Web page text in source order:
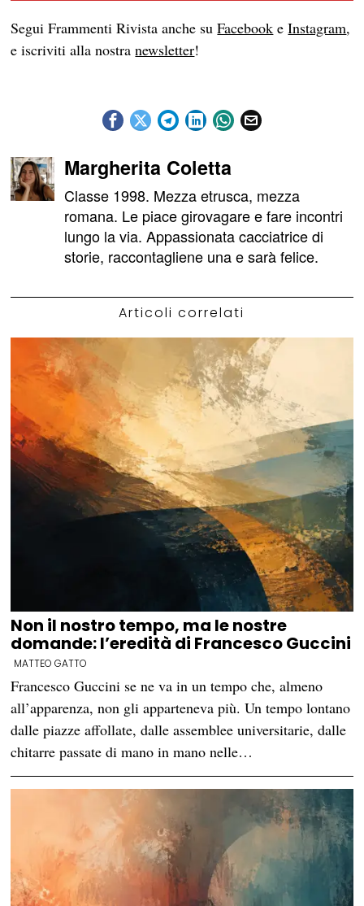
Segui Frammenti Rivista anche suFacebook eInstagram,
e iscriviti alla nostranewsletter!
Margherita Coletta
Classe 1998. Mezza etrusca, mezza
romana. Le piace girovagare e fare incontri
lungo la via. Appassionata cacciatrice di
storie, raccontagliene una e sarà felice.
Articoli correlati
Non il nostro tempo, ma le nostre
domande: l’eredità di Francesco Guccini
MATTEO GATTO
Francesco Guccini se ne va in un tempo che, almeno
all’apparenza, non gli apparteneva più. Un tempo lontano
dalle piazze affollate, dalle assemblee universitarie, dalle
chitarre passate di mano in mano nelle…